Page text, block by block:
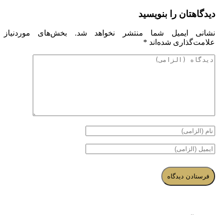
دیدگاهتان را بنویسید
نشانی ایمیل شما منتشر نخواهد شد.
بخش‌های موردنیاز
علامت‌گذاری شده‌اند *